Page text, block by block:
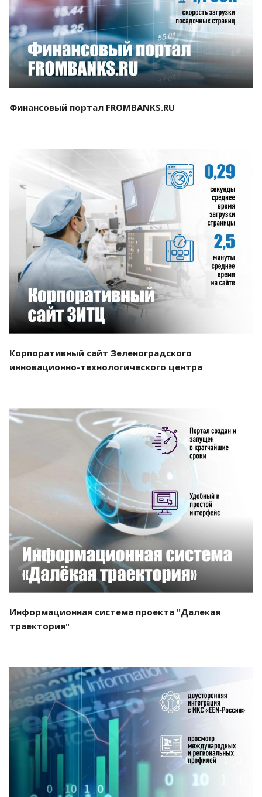
Смотреть проект
Финансовый портал FROMBANKS.RU
Смотреть проект
Корпоративный сайт Зеленоградского
инновационно-технологического центра
Смотреть проект
Информационная система проекта "Далекая
траектория"
Смотреть проект